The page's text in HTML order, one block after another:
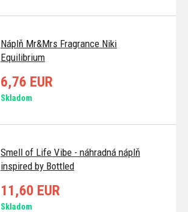
Náplň Mr&Mrs Fragrance Niki
Equilibrium
6,76 EUR
Skladom
Smell of Life Vibe - náhradná náplň
inspired by Bottled
11,60 EUR
Skladom